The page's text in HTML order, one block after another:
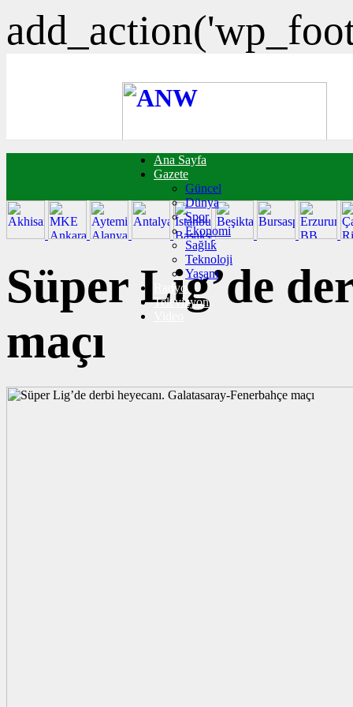
FOTO GALERİ
VIDEO GALERİ
TRAFİK DURUMU
NÖBETÇİ ECZANELER
CANLI SONUÇLAR
HABER GÖNDER
BURÇLAR
İLETİŞİM
Ana Sayfa
Gazete
Güncel
Dünya
Spor
Ekonomi
Sağlık
Teknoloji
Yaşam
Radyo
Televizyon
Süper Lig’de
maçı